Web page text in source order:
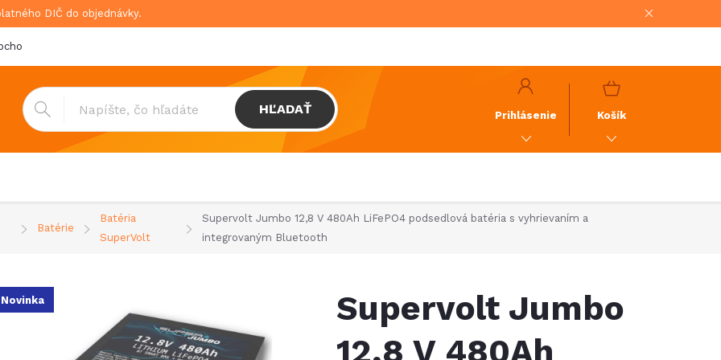
DIČ do objednávky.
podmienky
HĽADAŤ Prihlásenie
NÁKUPNÝ
Košík
Batérie
Batéria
SuperVolt
Supervolt Jumbo 12,8 V 480Ah LiFePO4 podsedlová batéria s vyhrievaním a
integrovaným Bluetooth
Novinka
Supervolt Jumbo
12,8 V 480Ah